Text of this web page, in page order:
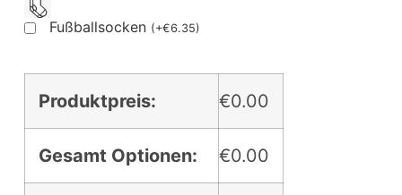
Fußballsocken (+€6.35)
Produktpreis: €0.00
Gesamt Optionen: €0.00